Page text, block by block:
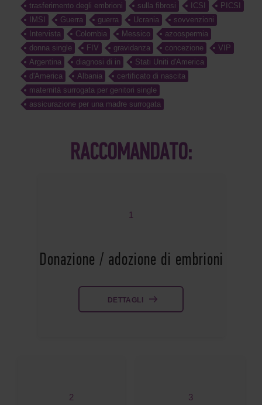
trasferimento degli embrioni
sulla fibrosi ICSI
PICSI
IMSI
Guerra guerra Ucrania
sovvenzioni
Intervista
Colombia Messico
azoospermia
donna single
FIV gravidanza concezione
VIP
Argentina
diagnosi di in
Stati Uniti d'America
d'America
Albania
certificato di nascita
maternità surrogata per genitori single
assicurazione per una madre surrogata
RACCOMANDATO:
1
Donazione / adozione di embrioni
DETTAGLI
2 3